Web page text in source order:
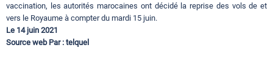
vaccination, les autorités marocaines ont décidé la reprise des vols de et
vers le Royaume à compter du mardi 15 juin.
Le 14 juin 2021
Source web Par : telquel